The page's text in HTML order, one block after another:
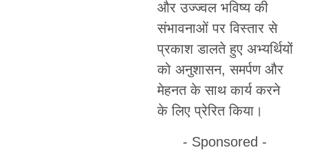
और उज्ज्वल भविष्य की
संभावनाओं पर विस्तार से
प्रकाश डालते हुए अभ्यर्थियों
को अनुशासन, समर्पण और
मेहनत के साथ कार्य करने
के लिए प्रेरित किया।
- Sponsored -